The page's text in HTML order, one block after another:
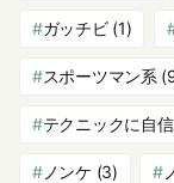
ガッチビ(1)
スポーツマン系
テクニックに自
ノンケ (3)